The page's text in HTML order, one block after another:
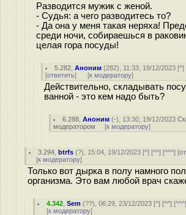
Разводится мужик с женой.
- Судья: а чего разводитесь то?
- Да она у меня такая неряха!
среди ночи, собираешься в
целая гора посуды!
5.282 ,Аноним (282), 11:33, 19/12/2023 [^]
[ответить] [к модератору]
Действительно, складывать
ванной - это кем надо быть?
6.288 ,Аноним (-), 13:30, 19/12/2023
модератором [к модератору]
3.294 ,btrfs (?), 15:04, 19/12/2023 [^] [^^] [^^^] [
[к модератору]
Только вот дырка в полу намного
организма. Это вам любой врач
4.342 ,Sem (??), 06:29, 23/12/2023 [^] [^^] [^^^
[к модератору]